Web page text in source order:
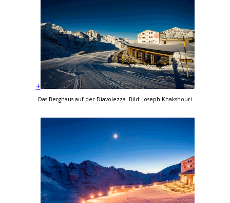
+
Das Berghaus auf der Diavolezza Bild: Joseph Khakshouri